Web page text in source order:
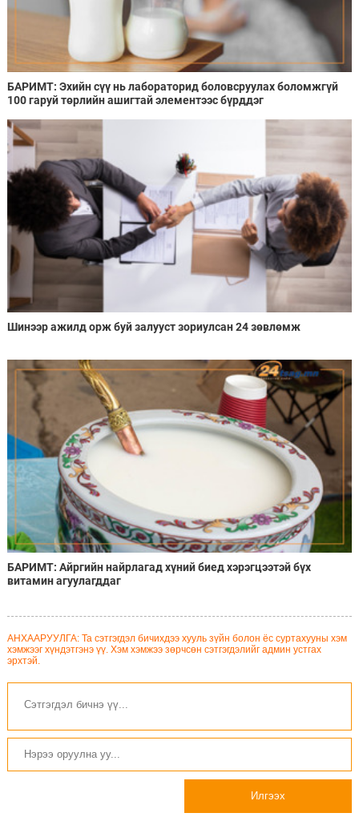
БАРИМТ: Эхийн сүү нь лабораторид боловсруулах боломжгүй
100 гаруй төрлийн ашигтай элементээс бүрддэг
Шинээр ажилд орж буй залууст зориулсан 24 зөвлөмж
БАРИМТ: Айргийн найрлагад хүний биед хэрэгцээтэй бүх
витамин агуулагддаг
АНХААРУУЛГА: Та сэтгэгдэл бичихдээ хууль зүйн болон ёс суртахууны хэм
хэмжээг хүндэтгэнэ үү. Хэм хэмжээ зөрчсөн сэтгэгдэлийг админ устгах
эрхтэй.
Илгээх